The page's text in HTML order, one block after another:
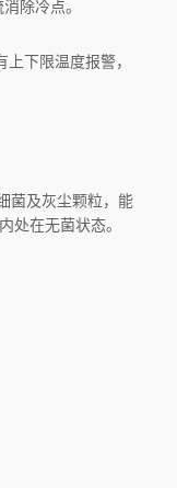
除冷点。
下限温度报警，
菌及灰尘颗粒，能
处在无菌状态。